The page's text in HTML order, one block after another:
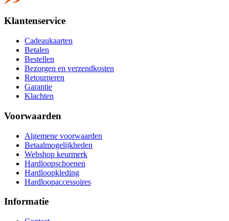
Klantenservice
Cadeaukaarten
Betalen
Bestellen
Bezorgen en verzendkosten
Retourneren
Garantie
Klachten
Voorwaarden
Algemene voorwaarden
Betaalmogelijkheden
Webshop keurmerk
Hardloopschoenen
Hardloopkleding
Hardloopaccessoires
Informatie